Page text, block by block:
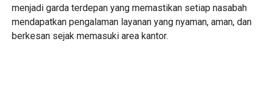
menjadi garda terdepan yang memastikan setiap nasabah
mendapatkan pengalaman layanan yang nyaman, aman, dan
berkesan sejak memasuki area kantor.